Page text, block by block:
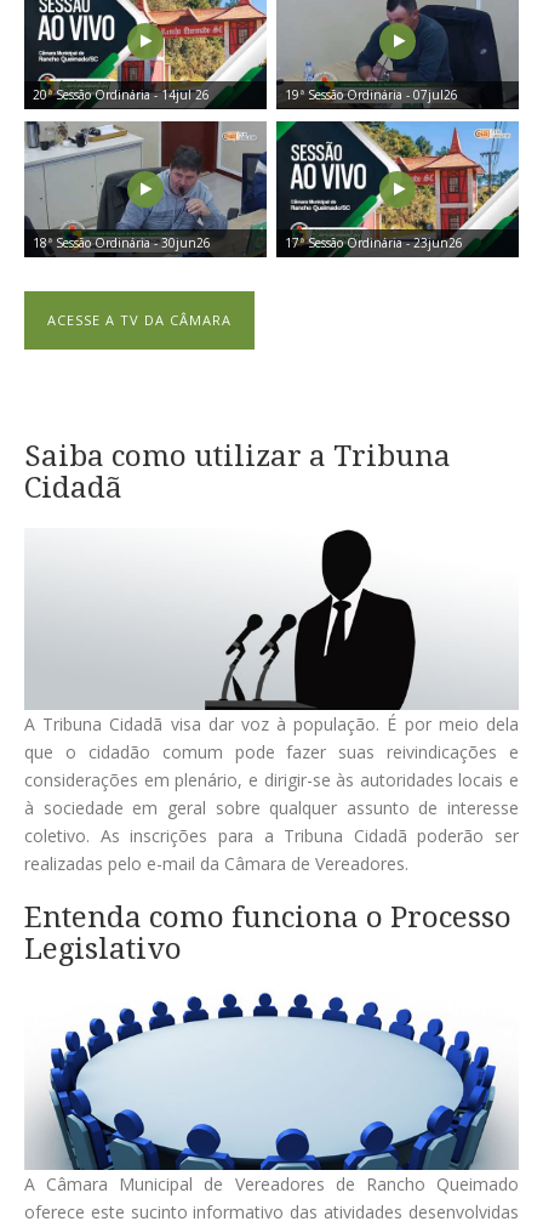
20ª Sessão Ordinária - 14jul 26 19ª Sessão Ordinária - 07jul26
18ª Sessão Ordinária - 30jun26 17ª Sessão Ordinária - 23jun26
ACESSE A TV DA CÂMARA
Saiba como utilizar a Tribuna
Cidadã
A Tribuna Cidadã visa dar voz à população. É por meio dela
que o cidadão comum pode fazer suas reivindicações e
considerações em plenário, e dirigir-se às autoridades locais e
à sociedade em geral sobre qualquer assunto de interesse
coletivo. As inscrições para a Tribuna Cidadã poderão ser
realizadas pelo e-mail da Câmara de Vereadores.
Entenda como funciona o Processo
Legislativo
A Câmara Municipal de Vereadores de Rancho Queimado
oferece este sucinto informativo das atividades desenvolvidas